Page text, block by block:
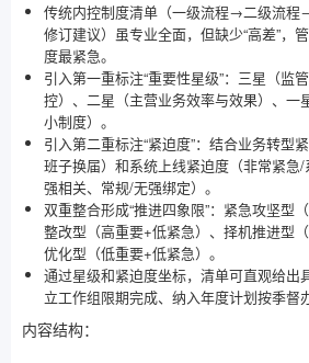
传统内控制度清单（一级流程→二级流
修订建议）虽专业全面，但缺少“高差”，
度最紧急。
引入第一重标注“重要性星级”：三星（监
控）、二星（主营业务效率与效果）、一
小制度）。
引入第二重标注“紧迫度”：结合业务转型
班子换届）和系统上线紧迫度（非常紧急
强相关、常规/无强绑定）。
双重整合形成“推进四象限”：紧急攻坚型
整改型（高重要+低紧急）、择机推进型
优化型（低重要+低紧急）。
通过星级和紧迫度坐标，清单可直观给出
立工作组限期完成、纳入年度计划按季督
内容结构：